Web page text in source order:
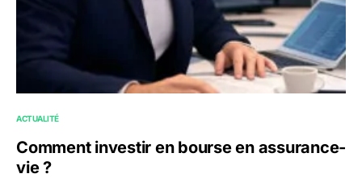
ACTUALITÉ
Comment investir en bourse en assurance-
vie ?